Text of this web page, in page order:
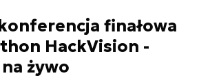
finałowa
HackVision -
żywo